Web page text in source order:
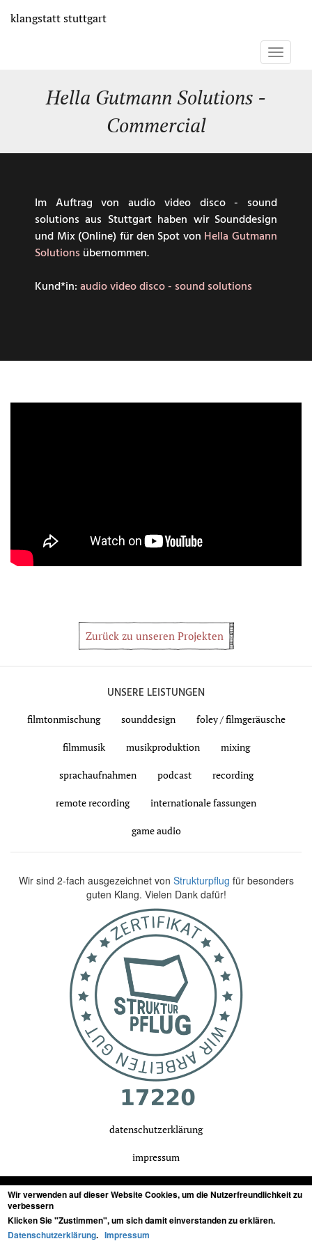
zum
klangstattstuttgart
Toggle
Hella Gutmann Solutions -
Commercial
Im Auftrag von audio video disco - sound
solutions aus Stuttgart haben wir Sounddesign
und Mix (Online) für den Spot von Hella Gutmann
Solutionsübernommen.
Kund*in:audio video disco - sound solutions
Zurück zu unseren Projekten
UNSERE LEISTUNGEN
filmtonmischung sounddesign foley / filmgeräusche
filmmusik musikproduktion mixing
sprachaufnahmen podcast recording
remote recording internationale fassungen
game audio
Wir sind 2-fach ausgezeichnet von Strukturpflug für besonders
guten Klang. Vielen Dank dafür!
datenschutzerklärung
impressum
tonstudio in stuttgart, baden-württemberg
Wir verwenden auf dieser Website Cookies, um die Nutzerfreundlichkeit zu
verbessern
Klicken Sie "Zustimmen", um sich damit einverstanden zu erklären.
Datenschutzerklärung.Impressum